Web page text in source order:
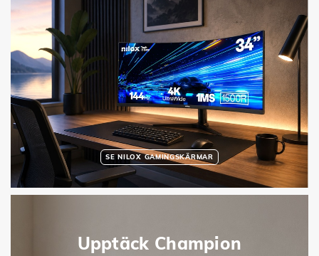
SE NILOX GAMINGSKÄRMAR
Upptäck Champion